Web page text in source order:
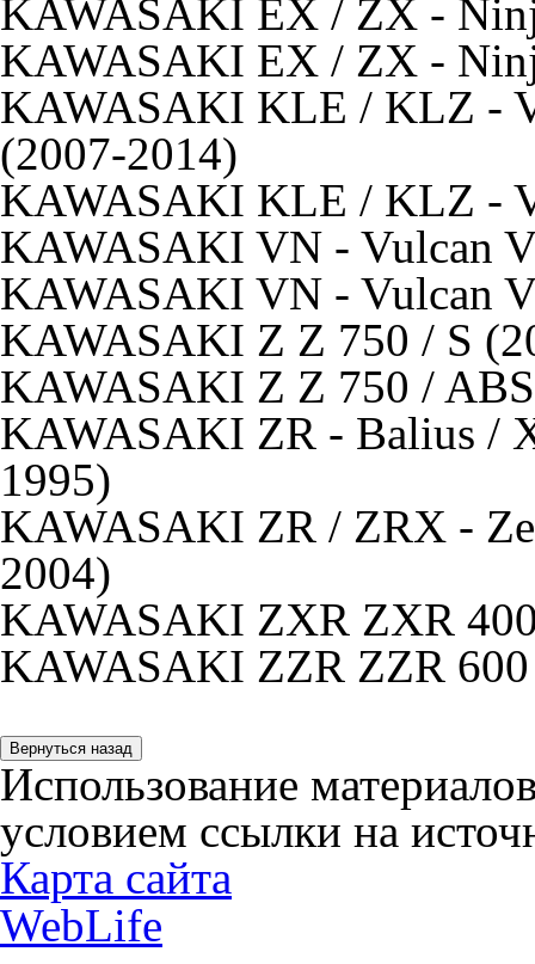
KAWASAKI EX / ZX -
KAWASAKI EX / ZX -
KAWASAKI KLE / KLZ -
(2007-2014)
KAWASAKI KLE / KLZ -
KAWASAKI VN - Vulcan
KAWASAKI VN - Vulcan
KAWASAKI Z Z 750 / S
KAWASAKI Z Z 750 /
KAWASAKI ZR - Balius /
1995)
KAWASAKI ZR / ZRX -
2004)
KAWASAKI ZXR ZXR
KAWASAKI ZZR ZZR
Использование
условием ссылки на
Карта сайта
WebLife